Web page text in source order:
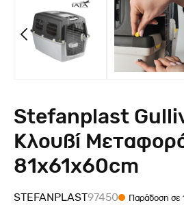
Stefanplast
Κλουβί
81x61x60cm
STEFANPLAST97450 Παράδοση σε